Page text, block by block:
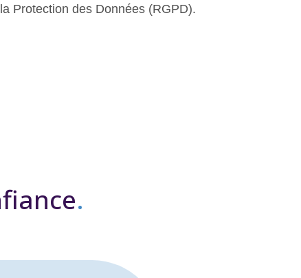
Protection des Données (RGPD).
.